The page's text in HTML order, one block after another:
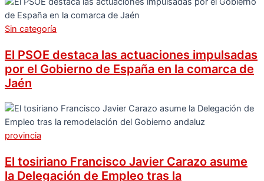
Sin categoría
El PSOE destaca las actuaciones impulsadas
por el Gobierno de España en la comarca de
Jaén
provincia
El tosiriano Francisco Javier Carazo asume
la Delegación de Empleo tras la